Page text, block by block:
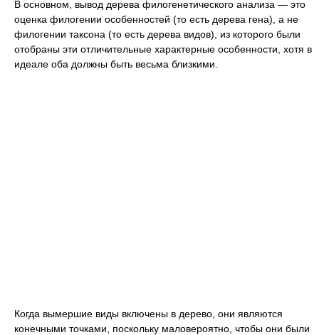
В основном, вывод дерева филогенетического анализа — это
оценка филогении особенностей (то есть дерева гена), а не
филогении таксона (то есть дерева видов), из которого были
отобраны эти отличительные характерные особенности, хотя в
идеале оба должны быть весьма близкими.
Когда вымершие виды включены в дерево, они являются
конечными точками, поскольку маловероятно, чтобы они были